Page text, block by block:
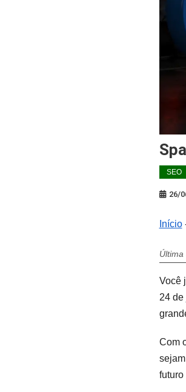
SEO
26/
Início
Você
24
Com
futuro